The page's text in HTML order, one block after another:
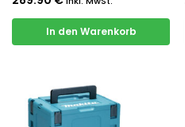
In den Warenkorb